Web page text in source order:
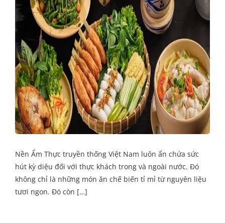
Nền Ẩm Thực truyền thống Việt Nam luôn ẩn chứa sức
hút kỳ diệu đối với thực khách trong và ngoài nước. Đó
không chỉ là những món ăn chế biến tỉ mỉ từ nguyên liệu
tươi ngon. Đó còn […]